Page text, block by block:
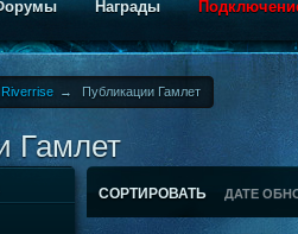
Награды
Riverrise → Публикации Гамлет
Гамлет
СОРТИРОВАТЬ ДАТЕ